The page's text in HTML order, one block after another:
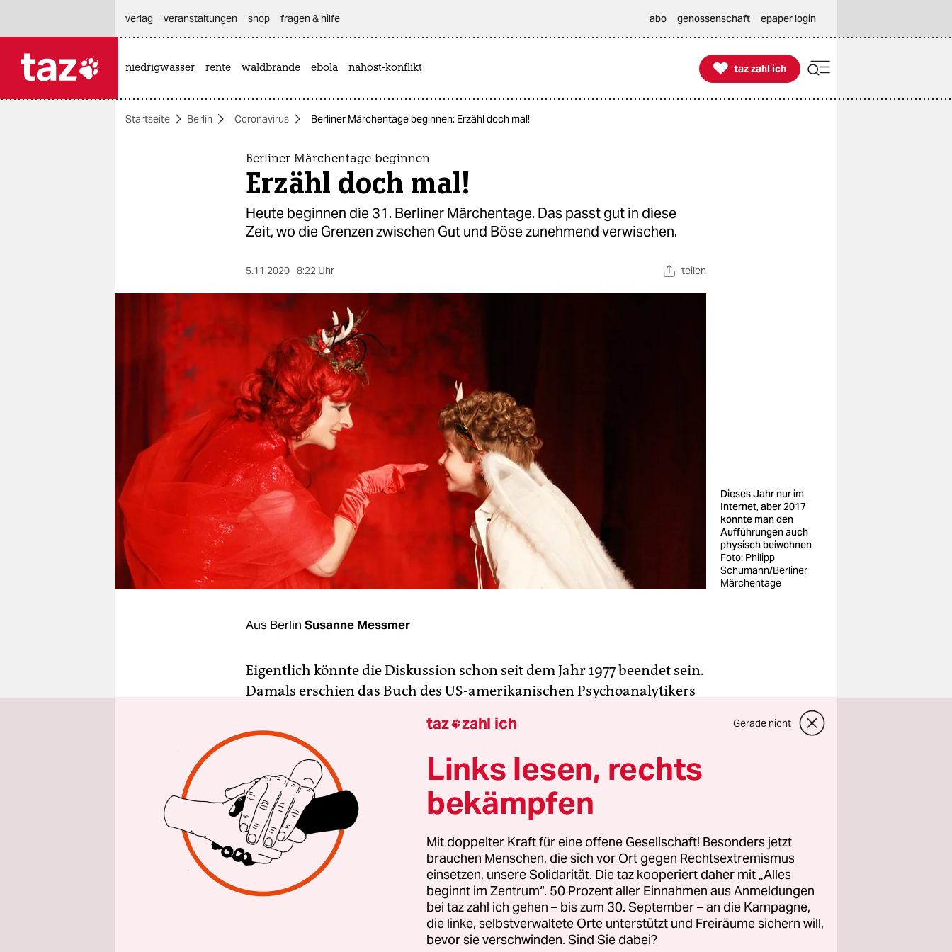
themen
wahrheit
verlag
veranstaltungen
unterstützen
abo
verlag
veranstaltungen shop fragen & hilfe abo genossenschaft epaper login
niedrigwasser rente waldbrände ebola nahost-konflikt 
taz zahl ich
taz zahl ich
Startseite Berlin Coronavirus Berliner Märchentage beginnen: Erzähl doch mal!
Berliner Märchentage beginnen
Erzähl doch mal!
Heute beginnen die 31. Berliner Märchentage. Das passt gut in diese
Zeit, wo die Grenzen zwischen Gut und Böse zunehmend verwischen.
5.11.2020 8:22 Uhr teilen
Dieses Jahr nur im
Internet, aber 2017
konnte man den
Aufführungen auch
physisch beiwohnen
Foto: Philipp
Schumann/Berliner
Märchentage
Aus Berlin Susanne Messmer
Eigentlich könnte die Diskussion schon seit dem Jahr 1977 beendet sein.
Damals erschien das Buch des US-amerikanischen Psychoanalytikers
Märchen“. Bettelheim, der elf Monate im KZ verbringen musste,
räumte darin mit der Aversion auf, die zumindest hierzulande im Zuge
der 68er-Bewegung gegen Märchen gepflegt wurde. Nach Bettelheim
sind Märchen weder gewaltverherrlichend noch frauenverachtend. Sie
helfen Kindern vielmehr, innere Konflikte zu erfassen und in der
Fantasie auszuleben und zu lösen. Und zwar in aller Härte, ohne jede
Verniedlichung. Anders gesagt: Kinder sind natürlich nicht immer
behütet, sie haben ernste Probleme. UndMärchen helfen ihnen
entgegen allen Vorurteilen besonders in Situationen, wo die Grenzen
zwischen Gut und Böse verwischen.
taz zahl ich Gerade nicht
Links lesen, rechts
bekämpfen
Mit doppelter Kraft für eine offene Gesellschaft! Besonders jetzt
brauchen Menschen, die sich vor Ort gegen Rechtsextremismus
einsetzen, unsere Solidarität. Die taz kooperiert daher mit „Alles
beginnt im Zentrum“. 50 Prozent aller Einnahmen aus Anmeldungen
bei taz zahl ich gehen – bis zum 30. September – an die Kampagne,
die linke, selbstverwaltete Orte unterstützt und Freiräume sichern will,
bevor sie verschwinden. Sind Sie dabei?